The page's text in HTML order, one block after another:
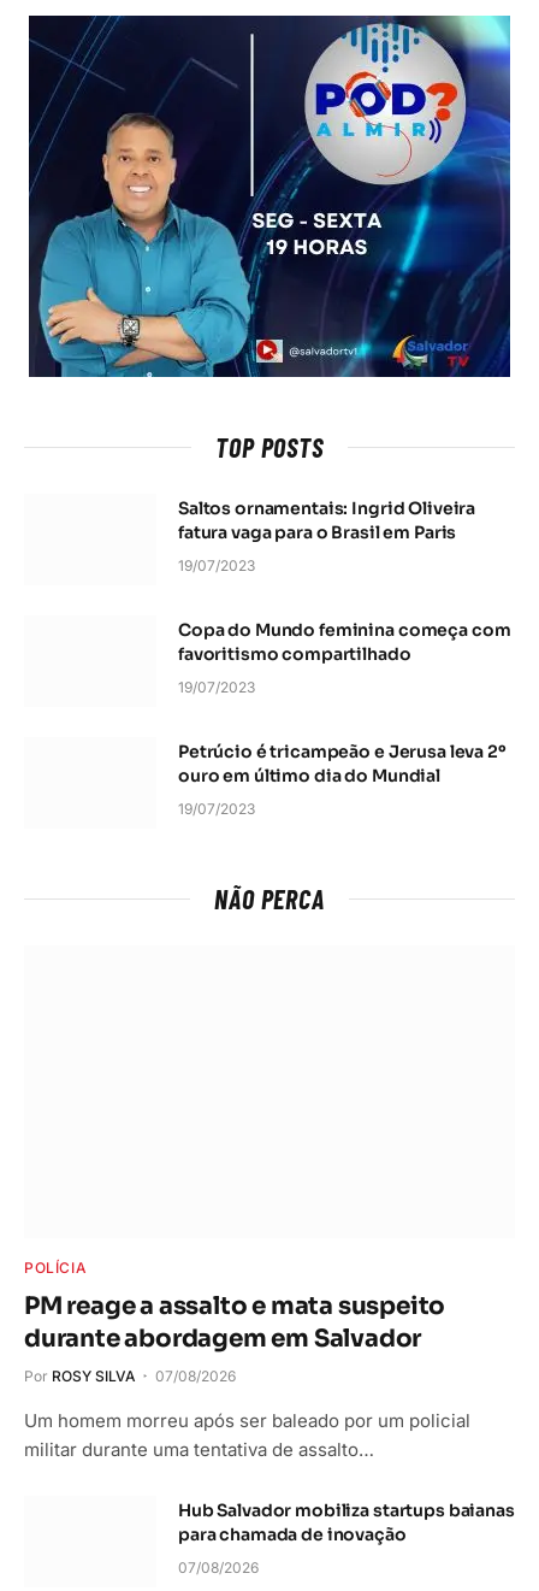
TOP POSTS
Saltos ornamentais: Ingrid Oliveira
fatura vaga para o Brasil em Paris
19/07/2023
Copa do Mundo feminina começa com
favoritismo compartilhado
19/07/2023
Petrúcio é tricampeão e Jerusa leva 2º
ouro em último dia do Mundial
19/07/2023
NÃO PERCA
POLÍCIA
PM reage a assalto e mata suspeito
durante abordagem em Salvador
Por ROSY SILVA 07/08/2026
Um homem morreu após ser baleado por um policial
militar durante uma tentativa de assalto…
Hub Salvador mobiliza startups baianas
para chamada de inovação
07/08/2026